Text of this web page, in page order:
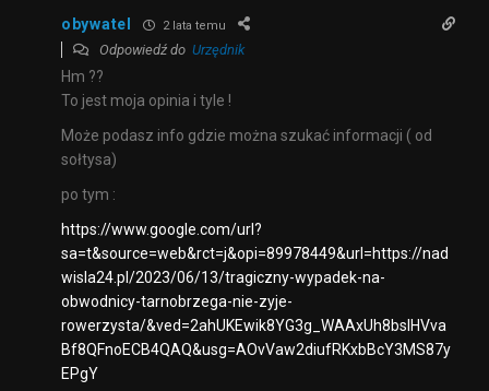
obywatel 2 lata temu
Odpowiedź do Urzędnik
Hm ??
To jest moja opinia i tyle !
Może podasz info gdzie można szukać informacji ( od
sołtysa)
po tym :
https://www.google.com/url?
sa=t&source=web&rct=j&opi=89978449&url=https://nad
wisla24.pl/2023/06/13/tragiczny-wypadek-na-
obwodnicy-tarnobrzega-nie-zyje-
rowerzysta/&ved=2ahUKEwik8YG3g_WAAxUh8bsIHVva
Bf8QFnoECB4QAQ&usg=AOvVaw2diufRKxbBcY3MS87y
EPgY